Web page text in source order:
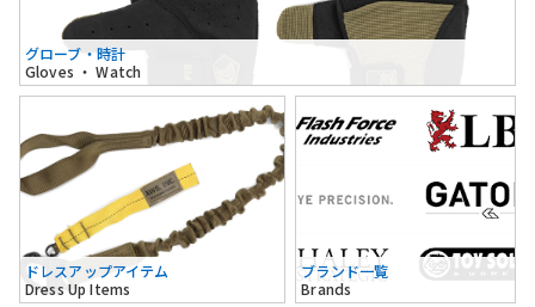
グローブ・時計
Gloves ・ Watch
ドレスアップアイテム
Dress Up Items
ブランド一覧
Brands